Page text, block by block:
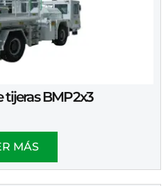
tijeras BMP2x3
MÁS